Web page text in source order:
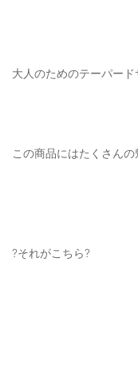
大人のためのテーパー
この商品にはたくさん
?それがこちら?